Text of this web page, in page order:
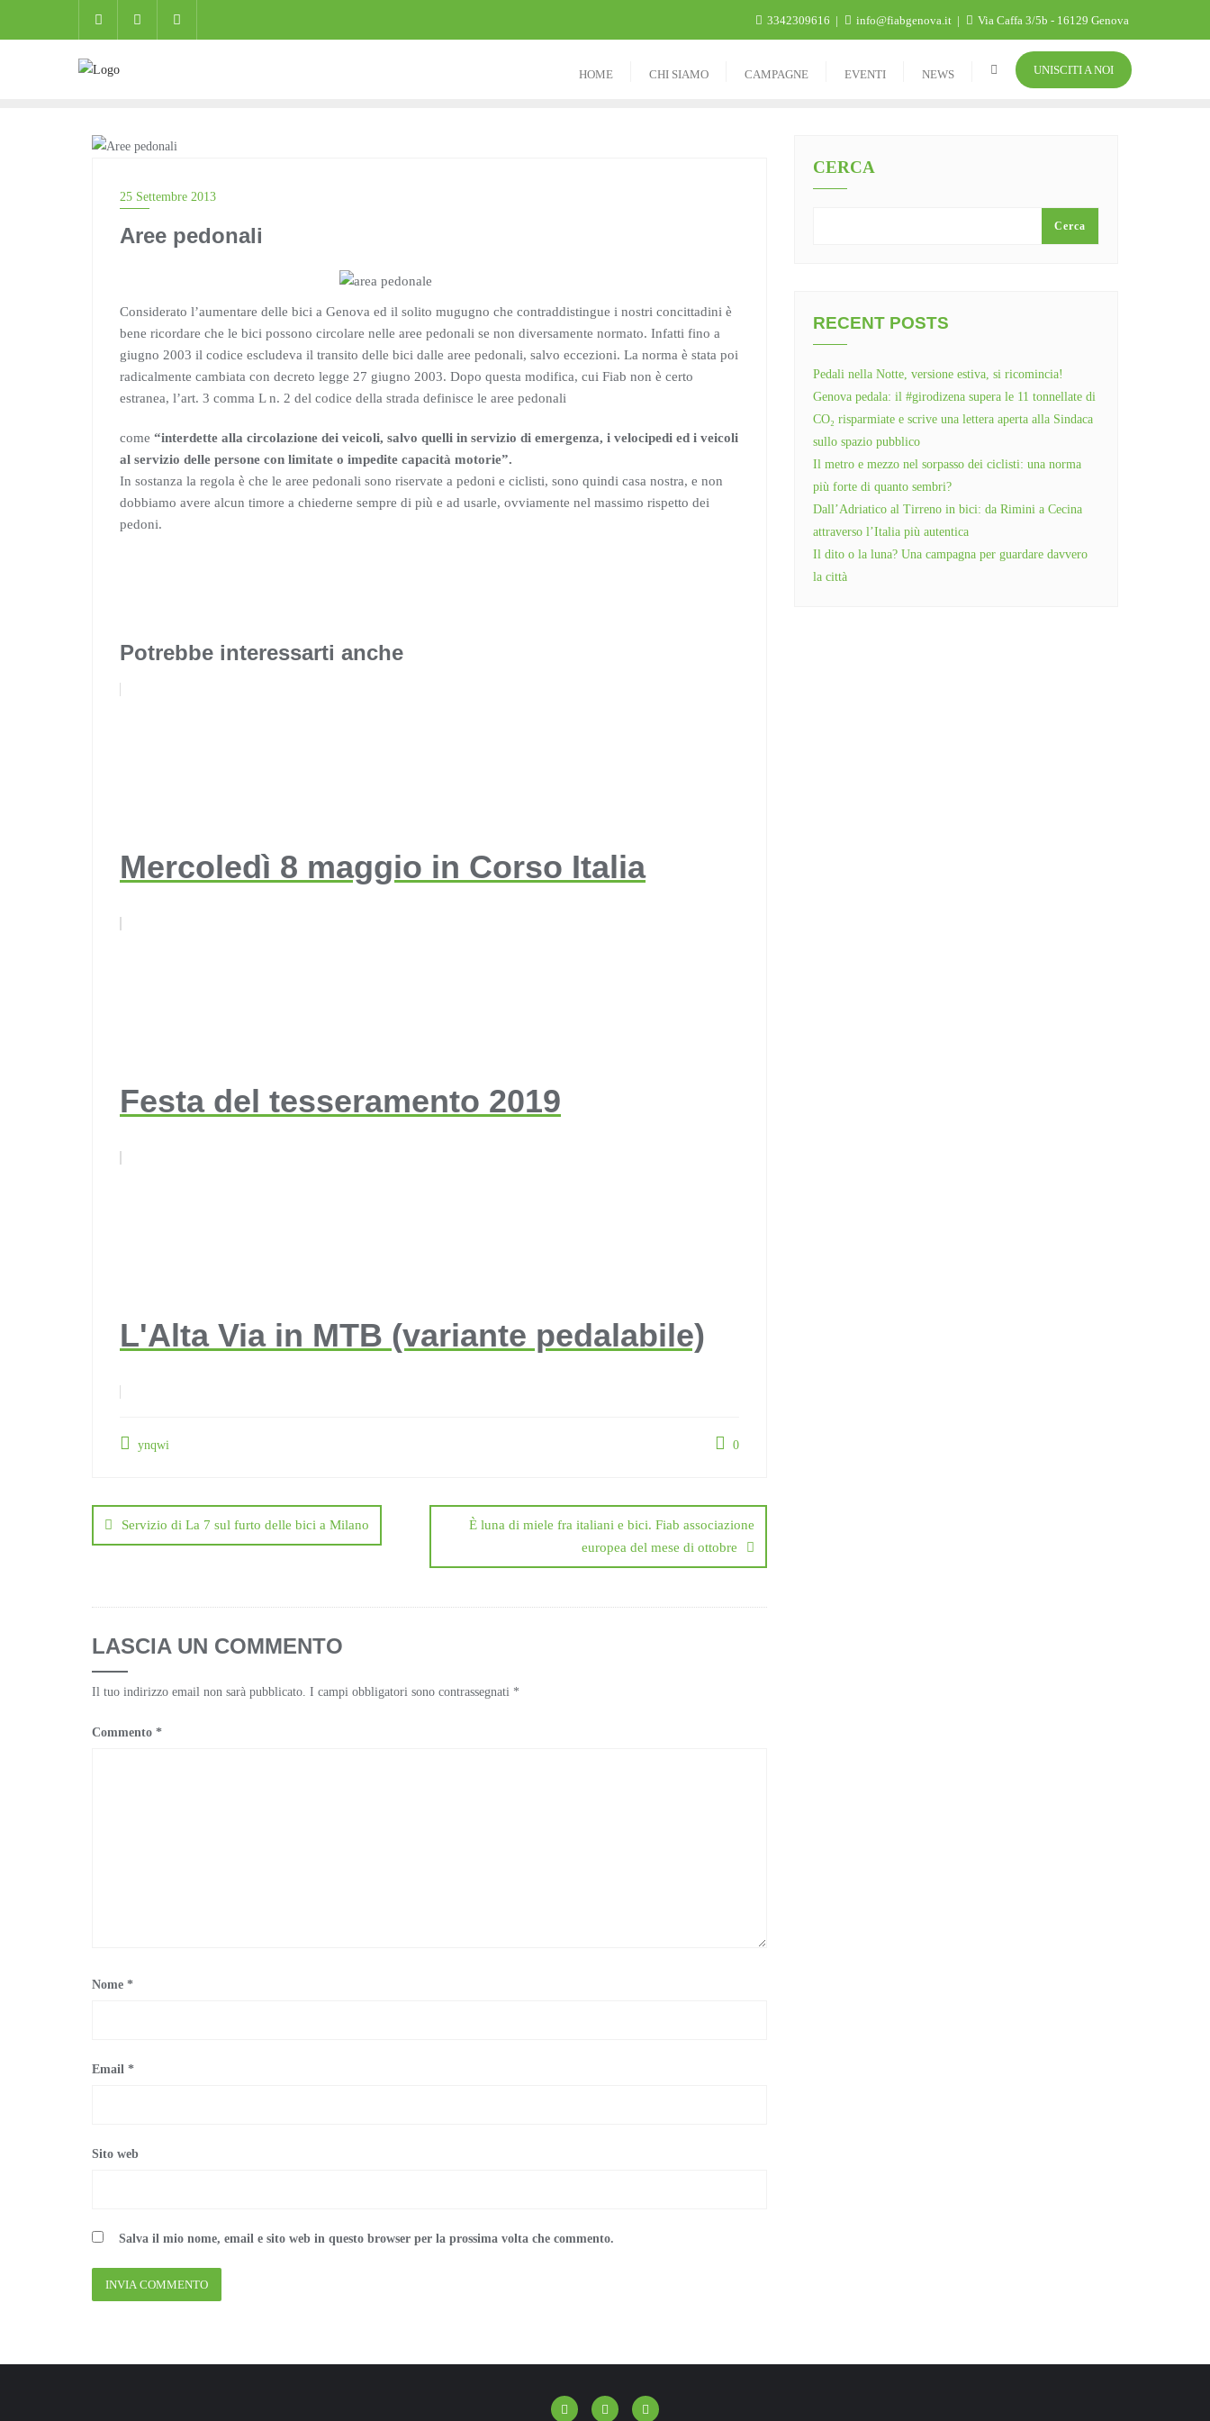
3342309616 info@fiabgenova.it Via Caffa 3/5b - 16129 Genova
HOME CHI SIAMO CAMPAGNE EVENTI NEWS UNISCITI A NOI
25 Settembre 2013
Aree pedonali
Considerato l’aumentare delle bici a Genova ed il solito mugugno che contraddistingue i nostri concittadini è
bene ricordare che le bici possono circolare nelle aree pedonali se non diversamente normato. Infatti fino a
giugno 2003 il codice escludeva il transito delle bici dalle aree pedonali, salvo eccezioni. La norma è stata poi
radicalmente cambiata con decreto legge 27 giugno 2003. Dopo questa modifica, cui Fiab non è certo
estranea, l’art. 3 comma L n. 2 del codice della strada definisce le aree pedonali
come “interdette alla circolazione dei veicoli, salvo quelli in servizio di emergenza, i velocipedi ed i veicoli
al servizio delle persone con limitate o impedite capacità motorie”.
In sostanza la regola è che le aree pedonali sono riservate a pedoni e ciclisti, sono quindi casa nostra, e non
dobbiamo avere alcun timore a chiederne sempre di più e ad usarle, ovviamente nel massimo rispetto dei
pedoni.
Potrebbe interessarti anche
Mercoledì 8 maggio in Corso Italia
Festa del tesseramento 2019
L'Alta Via in MTB (variante pedalabile)
ynqwi 0
articoli
Servizio di La 7 sul furto delle bici a Milano
È luna di miele fra italiani e bici. Fiab associazione
europea del mese di ottobre
LASCIA UN COMMENTO
Il tuo indirizzo email non sarà pubblicato. I campi obbligatori sono contrassegnati *
Commento *
Nome *
Email *
Sito web
Salva il mio nome, email e sito web in questo browser per la prossima volta che commento.
CERCA
Cerca
RECENT POSTS
Pedali nella Notte, versione estiva, si ricomincia!
Genova pedala: il #girodizena supera le 11 tonnellate di
CO₂ risparmiate e scrive una lettera aperta alla Sindaca
sullo spazio pubblico
Il metro e mezzo nel sorpasso dei ciclisti: una norma
più forte di quanto sembri?
Dall’Adriatico al Tirreno in bici: da Rimini a Cecina
attraverso l’Italia più autentica
Il dito o la luna? Una campagna per guardare davvero
la città